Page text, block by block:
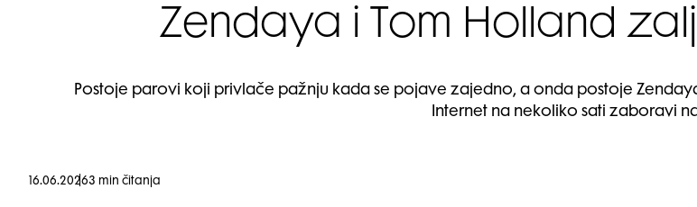
Zendaya i Tom Holland
Postoje parovi koji privlače pažnju kada se pojave zajedno, a onda postoje
Internet na nekoliko sati zaboravi
16.06.20263 min čitanja